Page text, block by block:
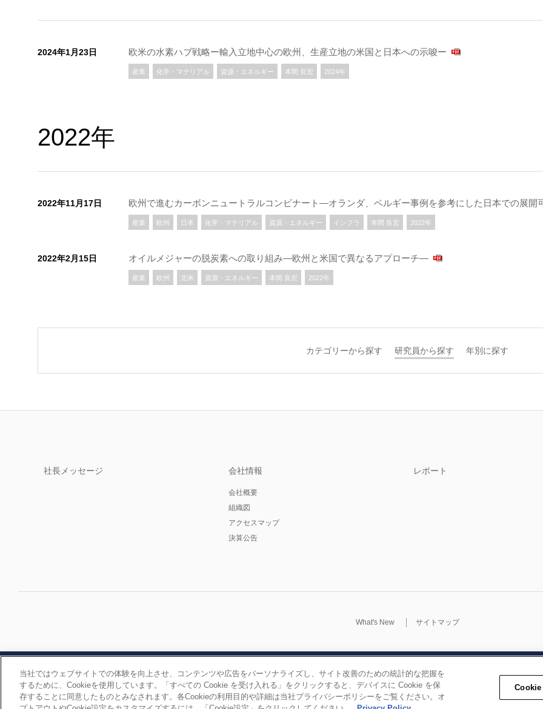
2024年1月23日 欧米の水素ハブ戦略ー輸入立地中心の欧州、生産立地の米国と日本への示唆ー
産業 化学・マテリアル 資源・エネルギー 本間 良宏 2024年
2022年
2022年11月17日 欧州で進むカーボンニュートラルコンビナート―オランダ、ベルギー事例を参考にした日本での展
産業 欧州 日本 化学・マテリアル 資源・エネルギー インフラ 本間 良宏 2022年
2022年2月15日 オイルメジャーの脱炭素への取り組み―欧州と⽶国で異なるアプローチ―
産業 欧州 北米 資源・エネルギー 本間 良宏 2022年
カテゴリーから探す 研究員から探す 年別に探す
社長メッセージ 会社情報
会社概要
組織図
アクセスマップ
決算公告
レポート
What's New サイトマップ
ご利用条件 個人情報保護方針 コントラクター選定ポリシー お問い合わせ
COPYRIGHT © 2007-2024 MGSSI ALL RIGHTS RESERVED
当社ではウェブサイトでの体験を向上させ、コンテンツや広告をパーソナライズし、サイト改善のための統計的な把握を
するために、Cookieを使用しています。「すべての Cookie を受け入れる」をクリックすると、デバイスに Cookie を保
存することに同意したものとみなされます。各Cookieの利用目的や詳細は当社プライバシーポリシーをご覧ください。オ
Cookie